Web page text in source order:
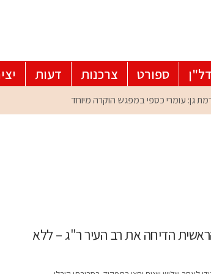
ספורט צרכנות דעות
הדיחה את רב העיר ר"ג – ללא